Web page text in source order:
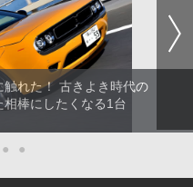
れた！ 古きよき時代の
棒にしたくなる1台
● ●